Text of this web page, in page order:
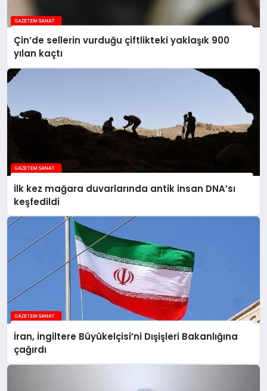
Çin’de sellerin vurduğu çiftlikteki yaklaşık 900
yılan kaçtı
İlk kez mağara duvarlarında antik insan DNA’sı
keşfedildi
İran, İngiltere Büyükelçisi’ni Dışişleri Bakanlığına
çağırdı